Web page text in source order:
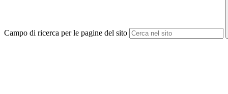
Campo di ricerca per le pagine del sito